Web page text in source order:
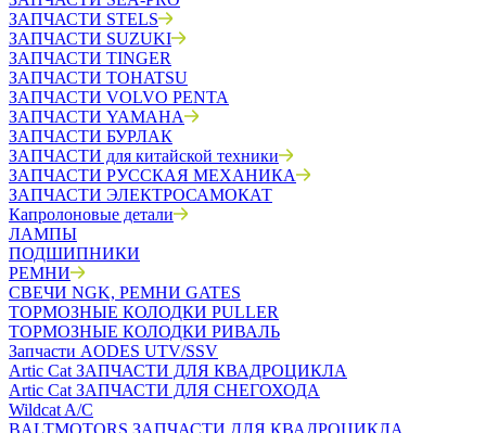
ЗАПЧАСТИ STELS
ЗАПЧАСТИ SUZUKI
ЗАПЧАСТИ TINGER
ЗАПЧАСТИ TOHATSU
ЗАПЧАСТИ VOLVO PENTA
ЗАПЧАСТИ YAMAHA
ЗАПЧАСТИ БУРЛАК
ЗАПЧАСТИ для китайской техники
ЗАПЧАСТИ РУССКАЯ МЕХАНИКА
ЗАПЧАСТИ ЭЛЕКТРОСАМОКАТ
Капролоновые детали
ЛАМПЫ
ПОДШИПНИКИ
РЕМНИ
СВЕЧИ NGK, РЕМНИ GATES
ТОРМОЗНЫЕ КОЛОДКИ PULLER
ТОРМОЗНЫЕ КОЛОДКИ РИВАЛЬ
Запчасти AODES UTV/SSV
Artic Cat ЗАПЧАСТИ ДЛЯ КВАДРОЦИКЛА
Artic Cat ЗАПЧАСТИ ДЛЯ СНЕГОХОДА
Wildcat A/C
BALTMOTORS ЗАПЧАСТИ ДЛЯ КВАДРОЦИКЛА